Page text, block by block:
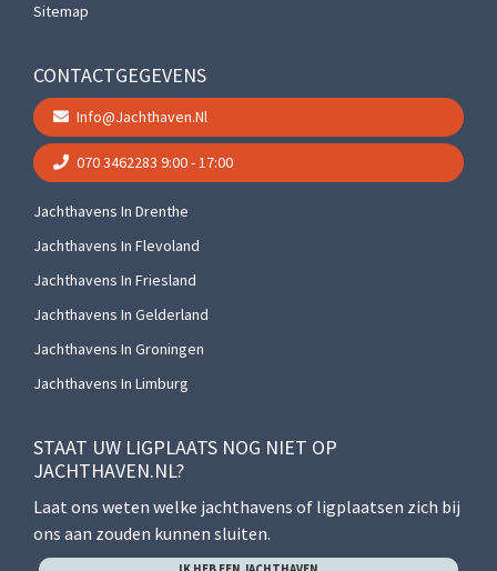
Sitemap
CONTACTGEGEVENS
Info@jachthaven.nl
070 3462283 9:00 - 17:00
Jachthavens In Drenthe
Jachthavens In Flevoland
Jachthavens In Friesland
Jachthavens In Gelderland
Jachthavens In Groningen
Jachthavens In Limburg
STAAT UW LIGPLAATS NOG NIET OP
JACHTHAVEN.NL?
Laat ons weten welke jachthavens of ligplaatsen zich bij
ons aan zouden kunnen sluiten.